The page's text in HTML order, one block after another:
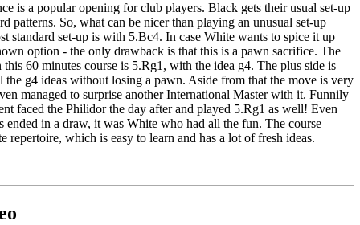
is a popular opening for club players. Black gets their usual set-up
patterns. So, what can be nicer than playing an unusual set-up
standard set-up is with 5.Bc4. In case White wants to spice it up
option - the only drawback is that this is a pawn sacrifice. The
this 60 minutes course is 5.Rg1, with the idea g4. The plus side is
the g4 ideas without losing a pawn. Aside from that the move is very
managed to surprise another International Master with it. Funnily
faced the Philidor the day after and played 5.Rg1 as well! Even
ended in a draw, it was White who had all the fun. The course
repertoire, which is easy to learn and has a lot of fresh ideas.